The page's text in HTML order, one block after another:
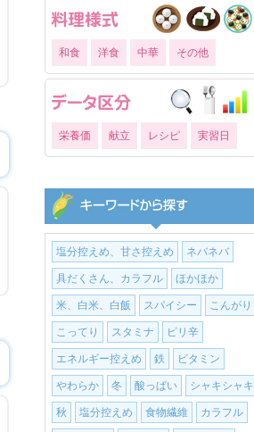
和食 洋食 中華 その他
栄養価 献立 レシピ 実習日
塩分控えめ、甘さ控えめ ネバネバ
具だくさん、カラフル ほかほか
米、白米、白飯 スパイシー こんがり
こってり スタミナ ピリ辛
エネルギー控えめ 鉄 ビタミン
やわらか 冬 酸っぱい シャキシャキ
秋 塩分控えめ 食物繊維 カラフル